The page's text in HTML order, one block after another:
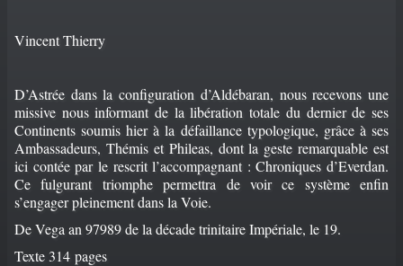
Vincent Thierry
D’Astrée dans la configuration d’Aldébaran, nous recevons une
missive nous informant de la libération totale du dernier de ses
Continents soumis hier à la défaillance typologique, grâce à ses
Ambassadeurs, Thémis et Phileas, dont la geste remarquable est
ici contée par le rescrit l’accompagnant : Chroniques d’Everdan.
Ce fulgurant triomphe permettra de voir ce système enfin
s’engager pleinement dans la Voie.
De Vega an 97989 de la décade trinitaire Impériale, le 19.
Texte 314 pages